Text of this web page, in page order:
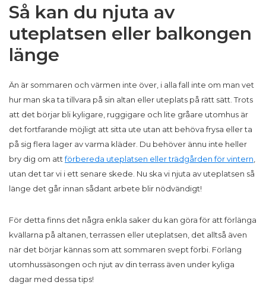
Så kan du njuta av
uteplatsen eller balkongen
länge
Än är sommaren och värmen inte över, i alla fall inte om man vet
hur man ska ta tillvara på sin altan eller uteplats på rätt sätt. Trots
att det börjar bli kyligare, ruggigare och lite gråare utomhus är
det fortfarande möjligt att sitta ute utan att behöva frysa eller ta
på sig flera lager av varma kläder. Du behöver ännu inte heller
bry dig om attförbereda uteplatsen eller trädgården för vintern
utan det tar vi i ett senare skede. Nu ska vi njuta av uteplatsen så
länge det går innan sådant arbete blir nödvändigt!
För detta finns det några enkla saker du kan göra för att förlänga
kvällarna på altanen, terrassen eller uteplatsen, det alltså även
när det börjar kännas som att sommaren svept förbi. Förläng
utomhussäsongen och njut av din terrass även under kyliga
dagar med dessa tips!